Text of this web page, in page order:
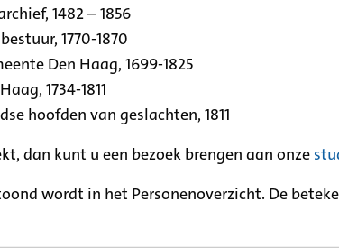
1482 – 1856
1770-1870
Den Haag, 1699-1825
1734-1811
hoofden van geslachten, 1811
dan kunt u een bezoek brengen aan onze
wordt in het Personenoverzicht. De